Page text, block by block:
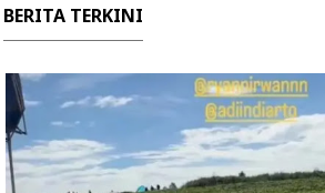
BERITA TERKINI